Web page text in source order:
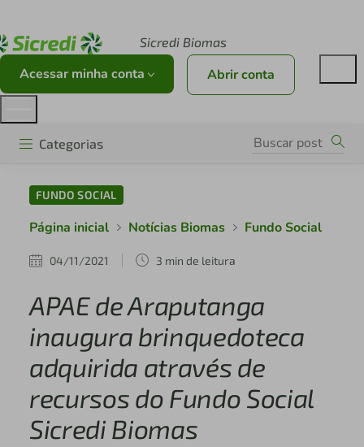
Sicredi Biomas
Acessar minha conta Abrir conta
Categorias
FUNDO SOCIAL
Página inicial Notícias Biomas Fundo Social
04/11/2021 3 min de leitura
APAE de Araputanga
inaugura brinquedoteca
adquirida através de
recursos do Fundo Social
Sicredi Biomas